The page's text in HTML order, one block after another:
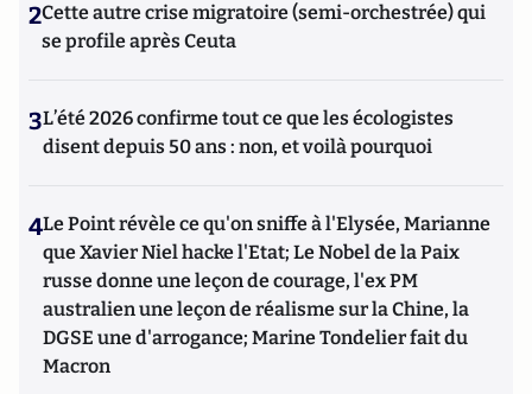
2Cette autre crise migratoire (semi-orchestrée) qui
se profile après Ceuta
3L’été 2026 confirme tout ce que les écologistes
disent depuis 50 ans : non, et voilà pourquoi
4Le Point révèle ce qu'on sniffe à l'Elysée, Marianne
que Xavier Niel hacke l'Etat; Le Nobel de la Paix
russe donne une leçon de courage, l'ex PM
australien une leçon de réalisme sur la Chine, la
DGSE une d'arrogance; Marine Tondelier fait du
Macron